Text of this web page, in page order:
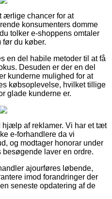
ærlige chancer for at
konsumenters domme
tolker e-shoppens omtaler
før du køber.
en del habile metoder til at få
Desuden er der en del
kunderne mulighed for at
købsoplevelse, hvilket tillige
glade kunderne er.
hjælp af reklamer. Vi har et tæt
e-forhandlere da vi
og modtager honorar under
laver en ordre.
ajourføres løbende,
imod forandringer der
seneste opdatering af de